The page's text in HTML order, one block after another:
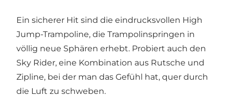
Ein sicherer Hit sind die eindrucksvollen High
Jump-Trampoline, die Trampolinspringen in
völlig neue Sphären erhebt. Probiert auch den
Sky Rider, eine Kombination aus Rutsche und
Zipline, bei der man das Gefühl hat, quer durch
die Luft zu schweben.